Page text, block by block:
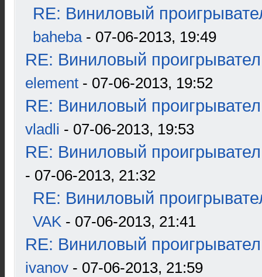
RE: Виниловый
baheba- 07-06-2013, 19:49
RE: Виниловый
element - 07-06-2013, 19:52
RE: Виниловый
vladli - 07-06-2013, 19:53
RE: Виниловый
- 07-06-2013, 21:32
RE: Виниловый
VAK - 07-06-2013, 21:41
RE: Виниловый
ivanov - 07-06-2013, 21:59